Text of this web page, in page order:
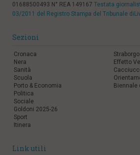
01688500493 N° REA 149167 Testata
03/2011 del Registro Stampa del Tribunale
Sezioni
Cronaca
Nera
Sanità
Scuola
Porto & Economia
Politica
Sociale
Goldoni 2025-26
Sport
Itinera
Effetto
Biennale
Link utili